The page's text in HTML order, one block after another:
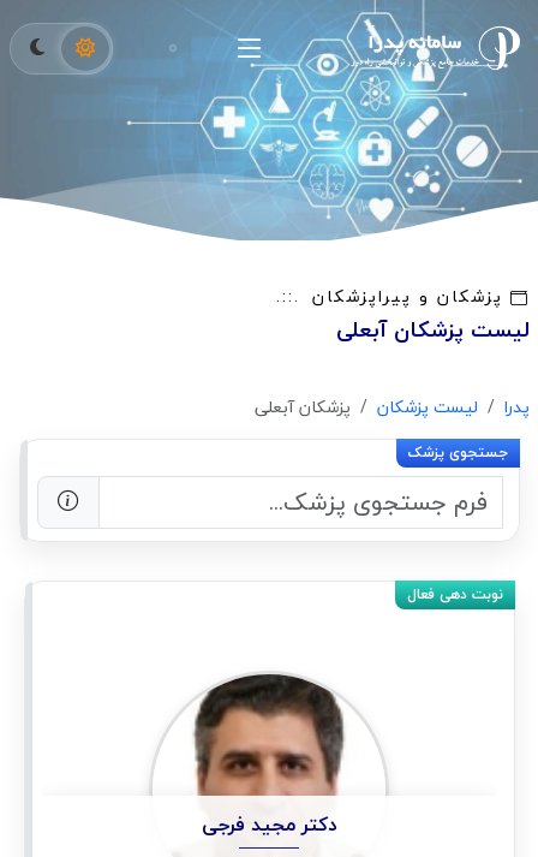
پزشکان و پیراپزشکان
لیست پزشکان آبعلی
پدرا لیست پزشکان پزشکان آبعلی
دکتر مجید فرجی